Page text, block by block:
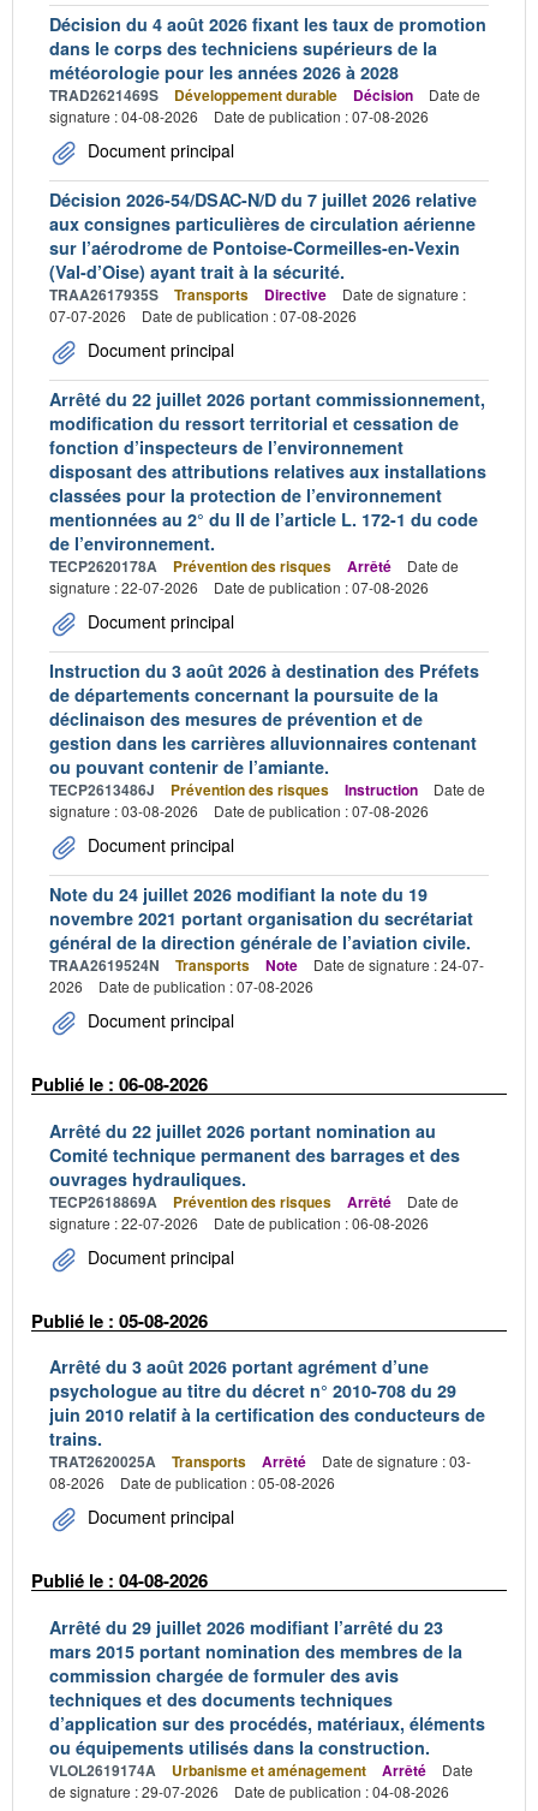
Décision du 4 août 2026 fixant les taux de promotion
dans le corps des techniciens supérieurs de la
météorologie pour les années 2026 à 2028
TRAD2621469S Développement durable Décision
Date de
signature : 04-08-2026
Date de publication : 07-08-2026
Document principal
Décision 2026-54/DSAC-N/D du 7 juillet 2026 relative
aux consignes particulières de circulation aérienne
sur l’aérodrome de Pontoise-Cormeilles-en-Vexin
(Val-d’Oise) ayant trait à la sécurité.
TRAA2617935S Transports Directive
Date de signature :
07-07-2026
Date de publication : 07-08-2026
Document principal
Arrêté du 22 juillet 2026 portant commissionnement,
modification du ressort territorial et cessation de
fonction d’inspecteurs de l’environnement
disposant des attributions relatives aux installations
classées pour la protection de l’environnement
mentionnées au 2° du II de l’article L. 172-1 du code
de l’environnement.
TECP2620178A Prévention des risques Arrêté
Date de
signature : 22-07-2026
Date de publication : 07-08-2026
Document principal
Instruction du 3 août 2026 à destination des Préfets
de départements concernant la poursuite de la
déclinaison des mesures de prévention et de
gestion dans les carrières alluvionnaires contenant
ou pouvant contenir de l’amiante.
TECP2613486J Prévention des risques Instruction
Date de
signature : 03-08-2026
Date de publication : 07-08-2026
Document principal
Note du 24 juillet 2026 modifiant la note du 19
novembre 2021 portant organisation du secrétariat
général de la direction générale de l’aviation civile.
TRAA2619524N Transports Note
Date de signature : 24-07-
2026
Date de publication : 07-08-2026
Document principal
Publié le : 06-08-2026
Arrêté du 22 juillet 2026 portant nomination au
Comité technique permanent des barrages et des
ouvrages hydrauliques.
TECP2618869A Prévention des risques Arrêté
Date de
signature : 22-07-2026
Date de publication : 06-08-2026
Document principal
Publié le : 05-08-2026
Arrêté du 3 août 2026 portant agrément d’une
psychologue au titre du décret n° 2010-708 du 29
juin 2010 relatif à la certification des conducteurs de
trains.
TRAT2620025A Transports Arrêté
Date de signature : 03-
08-2026
Date de publication : 05-08-2026
Document principal
Publié le : 04-08-2026
Arrêté du 29 juillet 2026 modifiant l’arrêté du 23
mars 2015 portant nomination des membres de la
commission chargée de formuler des avis
techniques et des documents techniques
d’application sur des procédés, matériaux, éléments
ou équipements utilisés dans la construction.
VLOL2619174A Urbanisme et aménagement Arrêté
Date
de signature : 29-07-2026
Date de publication : 04-08-2026